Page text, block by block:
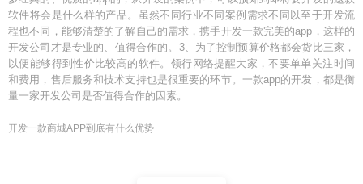
软件将会是什么样的产品。虽然不同行业不同案例需求不同以至于开发流
程也不同，能够清楚的了解自己的需求，携手开发一款完美的app，这样的
开发公司才是专业的、值得合作的。3、为了控制预算价格都会货比三家，
以便能够得到性价比较高的软件。领行网络提醒大家，不要单单关注时间
和费用，售后服务和技术支持也是很重要的环节。一款app的开发，都是衡
量一家开发公司是否值得合作的因素。
开发一款商城APP到底有什么优势